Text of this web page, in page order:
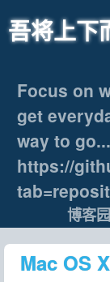
吾将上下
Focus on
get
way to go...
https://
博客园
Mac OS